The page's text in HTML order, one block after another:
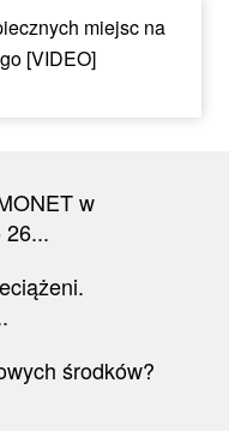
miejsc na
[VIDEO]
w
26...
środków?